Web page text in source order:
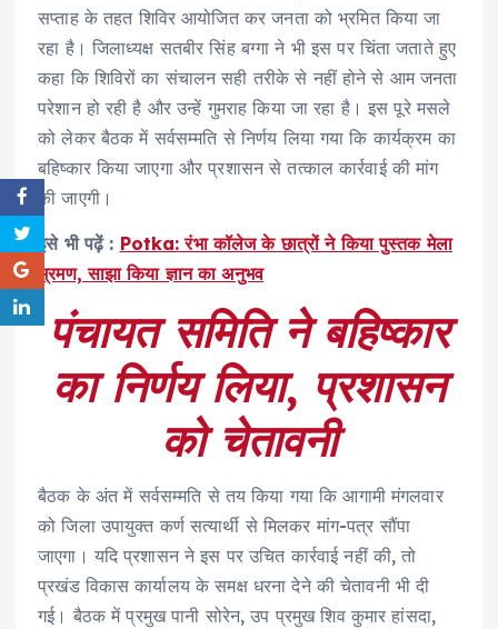
सप्ताह के तहत शिविर आयोजित कर जनता को भ्रमित किया जा
रहा है। जिलाध्यक्ष सतबीर सिंह बग्गा ने भी इस पर चिंता जताते हुए
कहा कि शिविरों का संचालन सही तरीके से नहीं होने से आम जनता
परेशान हो रही है और उन्हें गुमराह किया जा रहा है। इस पूरे मसले
को लेकर बैठक में सर्वसम्मति से निर्णय लिया गया कि कार्यक्रम का
बहिष्कार किया जाएगा और प्रशासन से तत्काल कार्रवाई की मांग
की जाएगी।
इसे भी पढ़ें : Potka: रंभा कॉलेज के छात्रों ने किया पुस्तक मेला
भ्रमण, साझा किया ज्ञान का अनुभव
पंचायत समिति ने बहिष्कार
का निर्णय लिया, प्रशासन
को चेतावनी
बैठक के अंत में सर्वसम्मति से तय किया गया कि आगामी मंगलवार
को जिला उपायुक्त कर्ण सत्यार्थी से मिलकर मांग-पत्र सौंपा
जाएगा। यदि प्रशासन ने इस पर उचित कार्रवाई नहीं की, तो
प्रखंड विकास कार्यालय के समक्ष धरना देने की चेतावनी भी दी
गई। बैठक में प्रमुख पानी सोरेन, उप प्रमुख शिव कुमार हांसदा,